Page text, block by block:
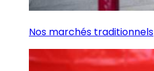
Nos marchés traditionnels